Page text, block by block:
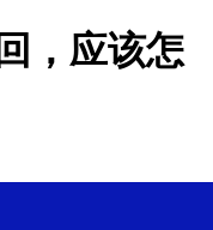
，应该怎